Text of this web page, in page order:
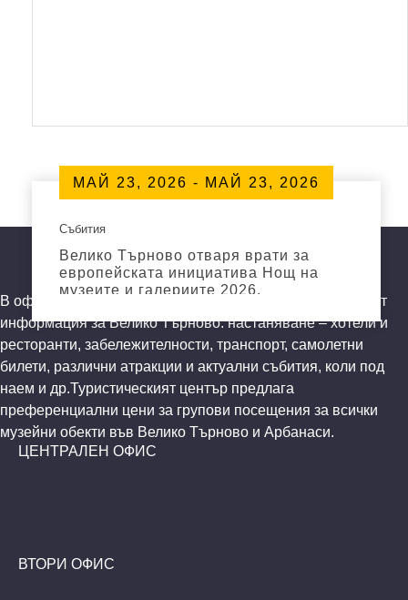
МАЙ 23, 2026 - МАЙ 23, 2026
Събития
Велико Търново отваря врати за
европейската инициатива Нощ на
музеите и галериите 2026.
В офисите на центъра гостите на града могат да получат
информация за Велико Търново: настаняване – хотели и
ресторанти, забележителности, транспорт, самолетни
билети, различни атракции и актуални събития, коли под
наем и др.Туристическият център предлага
преференциални цени за групови посещения за всички
музейни обекти във Велико Търново и Арбанаси.
ЦЕНТРАЛЕН ОФИС
ВТОРИ ОФИС